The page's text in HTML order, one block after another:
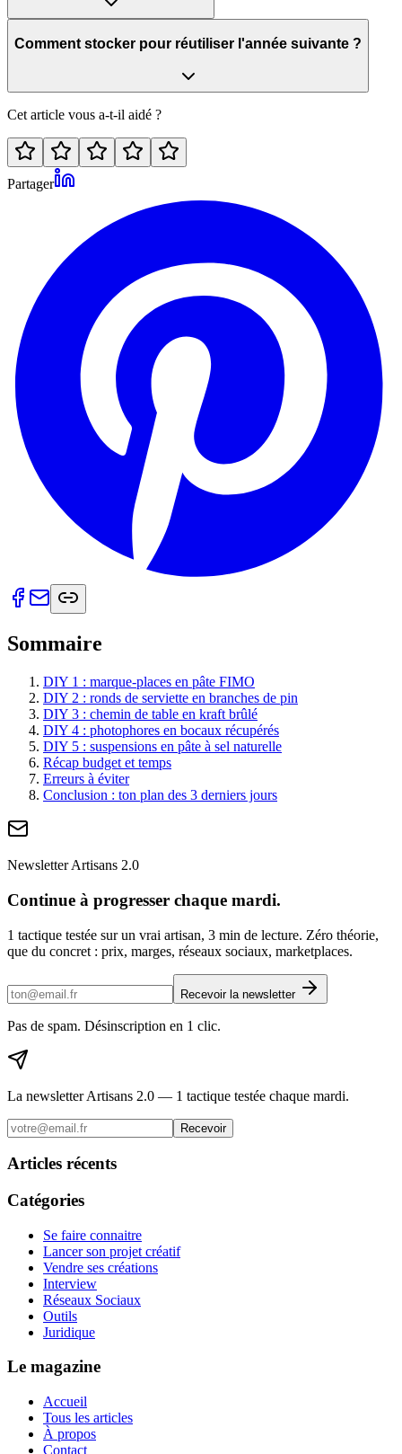
Comment stocker pour réutiliser l'année suivante ?
Cet article vous a-t-il aidé ?
Partager
Sommaire
DIY 1 : marque-places en pâte FIMO
DIY 2 : ronds de serviette en branches de pin
DIY 3 : chemin de table en kraft brûlé
DIY 4 : photophores en bocaux récupérés
DIY 5 : suspensions en pâte à sel naturelle
Récap budget et temps
Erreurs à éviter
Conclusion : ton plan des 3 derniers jours
Newsletter Artisans 2.0
Continue à progresser chaque mardi.
1 tactique testée sur un vrai artisan, 3 min de lecture. Zéro théorie,
que du concret : prix, marges, réseaux sociaux, marketplaces.
Recevoir la newsletter
Pas de spam. Désinscription en 1 clic.
La newsletter Artisans 2.0 — 1 tactique testée chaque mardi.
Recevoir
Articles récents
Catégories
Se faire connaitre
Lancer son projet créatif
Vendre ses créations
Interview
Réseaux Sociaux
Outils
Juridique
Le magazine
Accueil
Tous les articles
À propos
Contact